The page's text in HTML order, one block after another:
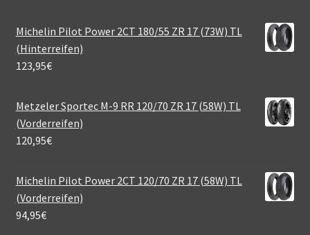
Michelin Pilot Power 2CT 180/55 ZR 17 (73W) TL
(Hinterreifen)
123,95€
Metzeler Sportec M-9 RR 120/70 ZR 17 (58W) TL
(Vorderreifen)
120,95€
Michelin Pilot Power 2CT 120/70 ZR 17 (58W) TL
(Vorderreifen)
94,95€